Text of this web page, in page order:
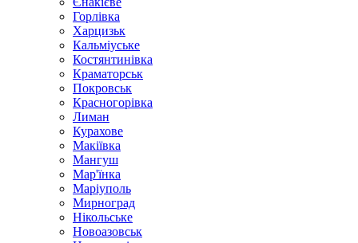
Горлівка
Харцизьк
Кальміуське
Костянтинівка
Краматорськ
Покровськ
Красногорівка
Лиман
Курахове
Макіївка
Мангуш
Мар'їнка
Маріуполь
Мирноград
Нікольське
Новоазовськ